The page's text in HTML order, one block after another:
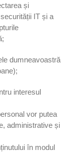
și
IT și a
dumneavoastră
interesul
vor putea
administrative și
în modul